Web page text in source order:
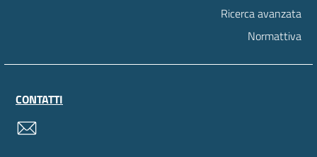
Ricerca avanzata
Normattiva
CONTATTI